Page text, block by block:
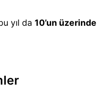
yıl da 10’un üzerinde